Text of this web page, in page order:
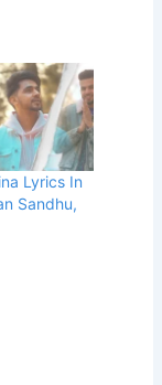
Lyrics In
Sandhu,